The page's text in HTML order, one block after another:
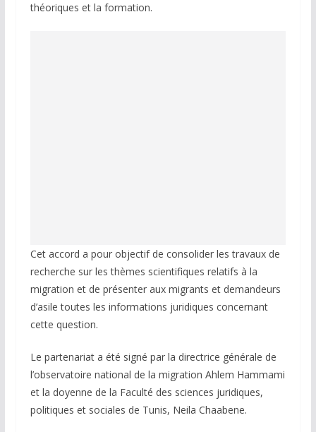
théoriques et la formation.
Cet accord a pour objectif de consolider les travaux de
recherche sur les thèmes scientifiques relatifs à la
migration et de présenter aux migrants et demandeurs
d’asile toutes les informations juridiques concernant
cette question.
Le partenariat a été signé par la directrice générale de
l’observatoire national de la migration Ahlem Hammami
et la doyenne de la Faculté des sciences juridiques,
politiques et sociales de Tunis, Neila Chaabene.